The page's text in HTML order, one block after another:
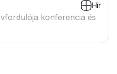
Hír
konferencia és